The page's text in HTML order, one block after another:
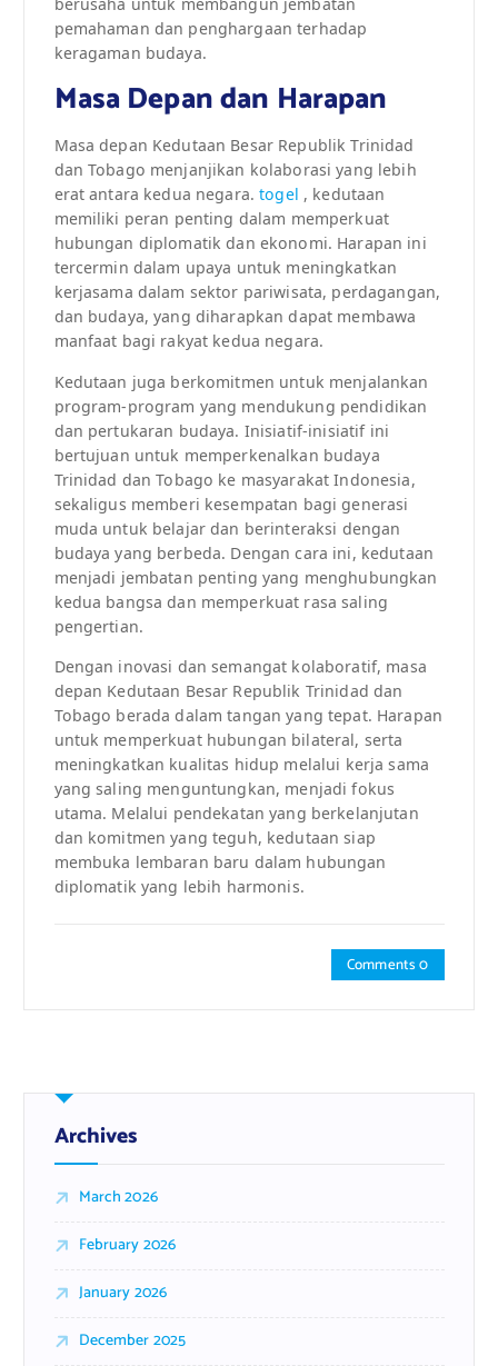
pemahaman dan penghargaan terhadap
keragaman budaya.
Masa Depan dan Harapan
Masa depan Kedutaan Besar Republik Trinidad
dan Tobago menjanjikan kolaborasi yang lebih
erat antara kedua negara.togel , kedutaan
memiliki peran penting dalam memperkuat
hubungan diplomatik dan ekonomi. Harapan ini
tercermin dalam upaya untuk meningkatkan
kerjasama dalam sektor pariwisata, perdagangan,
dan budaya, yang diharapkan dapat membawa
manfaat bagi rakyat kedua negara.
Kedutaan juga berkomitmen untuk menjalankan
program-program yang mendukung pendidikan
dan pertukaran budaya. Inisiatif-inisiatif ini
bertujuan untuk memperkenalkan budaya
Trinidad dan Tobago ke masyarakat Indonesia,
sekaligus memberi kesempatan bagi generasi
muda untuk belajar dan berinteraksi dengan
budaya yang berbeda. Dengan cara ini, kedutaan
menjadi jembatan penting yang menghubungkan
kedua bangsa dan memperkuat rasa saling
pengertian.
Dengan inovasi dan semangat kolaboratif, masa
depan Kedutaan Besar Republik Trinidad dan
Tobago berada dalam tangan yang tepat. Harapan
untuk memperkuat hubungan bilateral, serta
meningkatkan kualitas hidup melalui kerja sama
yang saling menguntungkan, menjadi fokus
utama. Melalui pendekatan yang berkelanjutan
dan komitmen yang teguh, kedutaan siap
membuka lembaran baru dalam hubungan
diplomatik yang lebih harmonis.
Comments 0
Archives
March 2026
February 2026
January 2026
December 2025